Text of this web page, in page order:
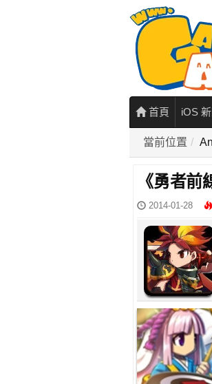
首頁 iOS
當前位置
《勇者
2014-01-28